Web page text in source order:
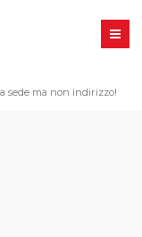
sede ma non indirizzo!